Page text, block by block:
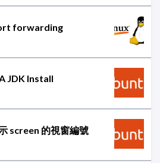
forwarding
JDK Install
screen 的視窗編號